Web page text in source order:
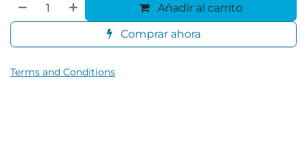
Añadir al carrito
Comprar ahora
Terms and Conditions